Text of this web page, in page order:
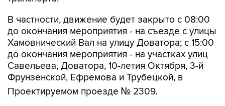
В частности, движение будет закрыто с 08:00
до окончания мероприятия - на съезде с улицы
Хамовнический Вал на улицу Доватора; с 15:00
до окончания мероприятия - на участках улиц
Савельева, Доватора, 10-летия Октября, 3-й
Фрунзенской, Ефремова и Трубецкой, в
Проектируемом проезде № 2309.